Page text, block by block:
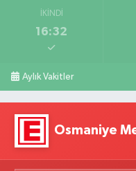
İKINDI
16:32
Aylık Vakitler
Osmaniye